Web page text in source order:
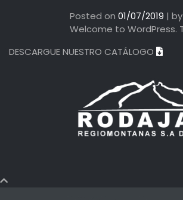
Posted on 01/07/2019 | by
Welcome to WordPress.
DESCARGUE NUESTRO CATÁLOGO